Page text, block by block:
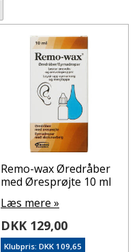
Remo-wax Øredråber
med Øresprøjte 10 ml
Læs mere »
DKK 129,00
Klubpris: DKK 109,65